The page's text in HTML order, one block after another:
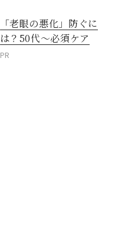
「老眼の悪化」防ぐに
は？50代～必須ケア
PR